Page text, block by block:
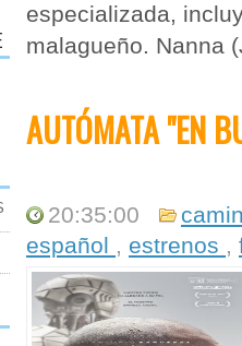
especializada,
malagueño. Nanna
AUTÓMATA "EN
20:35:00
español , estrenos ,